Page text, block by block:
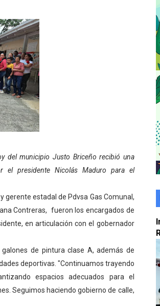
el inicio de una vida saludable
2027-2029 en los 23 municipios
de marcas y patentes
comunal en Mérida
árboles en su sede
el sector El Alcázar
sanitaria en Ejido
la instalación del detector Cherenkov
políticas sociales en Mérida
del municipio Justo Briceño recibió una
el presidente Nicolás Maduro para el
gerente estadal de Pdvsa Gas Comunal,
Contreras, fueron los encargados de
en articulación con el gobernador
de pintura clase A, además de
deportivas. "Continuamos trayendo
espacios adecuados para el
Seguimos haciendo gobierno de calle,